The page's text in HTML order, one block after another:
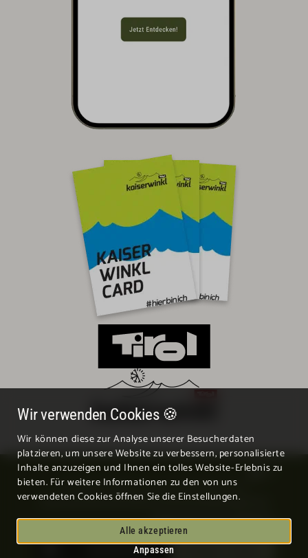
Wir verwenden Cookies 🍪
Wir können diese zur Analyse unserer Besucherdaten
platzieren, um unsere Website zu verbessern, personalisierte
Inhalte anzuzeigen und Ihnen ein tolles Website-Erlebnis zu
bieten. Für weitere Informationen zu den von uns
verwendeten Cookies öffnen Sie die Einstellungen.
Alle akzeptieren
Anpassen
Schnellanfrage
EN
© 2026 all rights reserved by Wildauerhof
ImpressumDatenschutzBarrierefreiheitserklärungSitemap
Made with love by Websline